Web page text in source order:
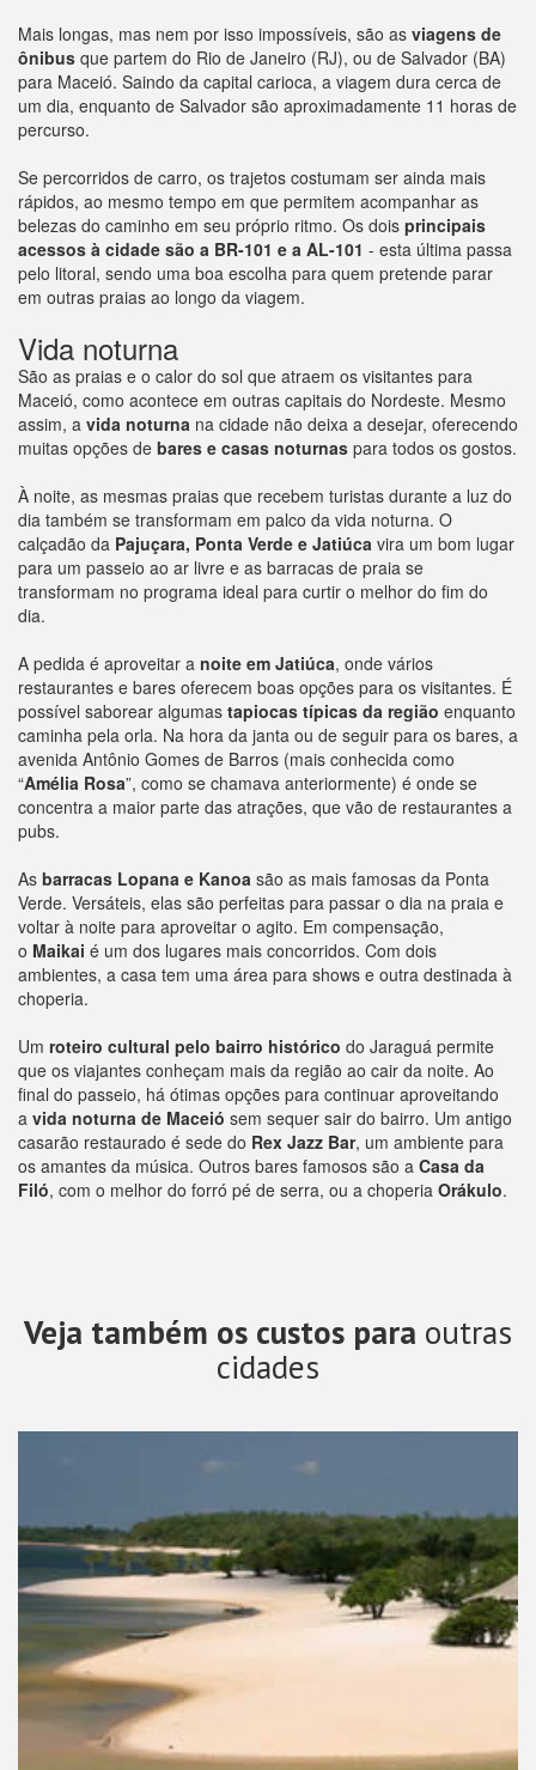
Mais longas, mas nem por isso impossíveis, são as viagens de
ônibus que partem do Rio de Janeiro (RJ), ou de Salvador (BA)
para Maceió. Saindo da capital carioca, a viagem dura cerca de
um dia, enquanto de Salvador são aproximadamente 11 horas de
percurso.
Se percorridos de carro, os trajetos costumam ser ainda mais
rápidos, ao mesmo tempo em que permitem acompanhar as
belezas do caminho em seu próprio ritmo. Os dois principais
acessos à cidade são a BR-101 e a AL-101 - esta última passa
pelo litoral, sendo uma boa escolha para quem pretende parar
em outras praias ao longo da viagem.
Vida noturna
São as praias e o calor do sol que atraem os visitantes para
Maceió, como acontece em outras capitais do Nordeste. Mesmo
assim, a vida noturna na cidade não deixa a desejar, oferecendo
muitas opções de bares e casas noturnas para todos os gostos.
À noite, as mesmas praias que recebem turistas durante a luz do
dia também se transformam em palco da vida noturna. O
calçadão da Pajuçara, Ponta Verde e Jatiúca vira um bom lugar
para um passeio ao ar livre e as barracas de praia se
transformam no programa ideal para curtir o melhor do fim do
dia.
A pedida é aproveitar a noite em Jatiúca, onde vários
restaurantes e bares oferecem boas opções para os visitantes. É
possível saborear algumas tapiocas típicas da região enquanto
caminha pela orla. Na hora da janta ou de seguir para os bares, a
avenida Antônio Gomes de Barros (mais conhecida como
“Amélia Rosa”, como se chamava anteriormente) é onde se
concentra a maior parte das atrações, que vão de restaurantes a
pubs.
As barracas Lopana e Kanoa são as mais famosas da Ponta
Verde. Versáteis, elas são perfeitas para passar o dia na praia e
voltar à noite para aproveitar o agito. Em compensação,
o Maikai é um dos lugares mais concorridos. Com dois
ambientes, a casa tem uma área para shows e outra destinada à
choperia.
Um roteiro cultural pelo bairro histórico do Jaraguá permite
que os viajantes conheçam mais da região ao cair da noite. Ao
final do passeio, há ótimas opções para continuar aproveitando
a vida noturna de Maceió sem sequer sair do bairro. Um antigo
casarão restaurado é sede do Rex Jazz Bar, um ambiente para
os amantes da música. Outros bares famosos são a Casa da
Filó, com o melhor do forró pé de serra, ou a choperia Orákulo.
Veja também os custos para outras
cidades